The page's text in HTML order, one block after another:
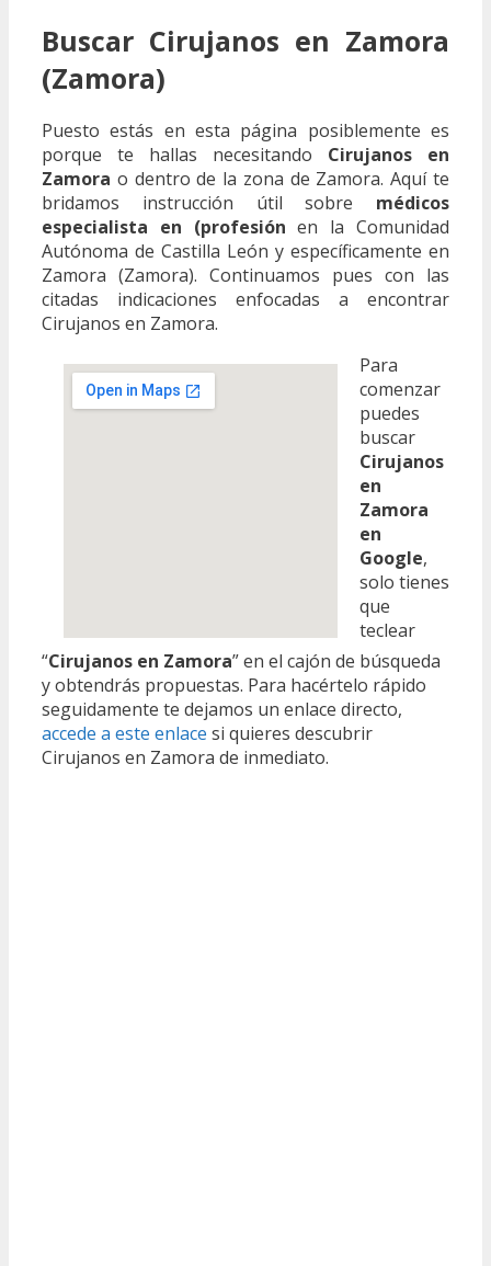
Buscar Cirujanos en Zamora
(Zamora)
Puesto estás en esta página posiblemente es
porque te hallas necesitando Cirujanos en
Zamora o dentro de la zona de Zamora. Aquí te
bridamos instrucción útil sobre médicos
especialista en (profesión en la Comunidad
Autónoma de Castilla León y específicamente en
Zamora (Zamora). Continuamos pues con las
citadas indicaciones enfocadas a encontrar
Cirujanos en Zamora.
Para
comenzar
puedes
buscar
Cirujanos
en
Zamora
en
Google,
solo tienes
que
teclear
“Cirujanos en Zamora” en el cajón de búsqueda
y obtendrás propuestas. Para hacértelo rápido
seguidamente te dejamos un enlace directo,
accede a este enlace si quieres descubrir
Cirujanos en Zamora de inmediato.